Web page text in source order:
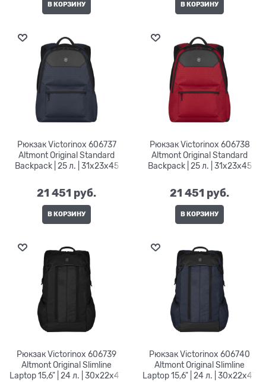
В КОРЗИНУ В КОРЗИНУ
Рюкзак Victorinox 606737
Altmont Original Standard
Backpack | 25 л. | 31x23x45
21 451 руб.
В КОРЗИНУ
Рюкзак Victorinox 606738
Altmont Original Standard
Backpack | 25 л. | 31x23x45
21 451 руб.
В КОРЗИНУ
Рюкзак Victorinox 606739
Altmont Original Slimline
Laptop 15,6" | 24 л. | 30x22x47
Рюкзак Victorinox 606740
Altmont Original Slimline
Laptop 15,6" | 24 л. | 30x22x47